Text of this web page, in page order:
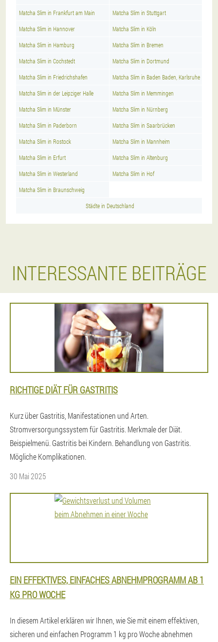
Matcha Slim in Frankfurt am Main Matcha Slim in Stuttgart
Matcha Slim in Hannover Matcha Slim in Köln
Matcha Slim in Hamburg Matcha Slim in Bremen
Matcha Slim in Cochstedt Matcha Slim in Dortmund
Matcha Slim in Friedrichshafen Matcha Slim in Baden Baden, Karlsruhe
Matcha Slim in der Leipziger Halle Matcha Slim in Memmingen
Matcha Slim in Münster Matcha Slim in Nürnberg
Matcha Slim in Paderborn Matcha Slim in Saarbrücken
Matcha Slim in Rostock Matcha Slim in Mannheim
Matcha Slim in Erfurt Matcha Slim in Altenburg
Matcha Slim in Westerland Matcha Slim in Hof
Matcha Slim in Braunschweig
Städte in Deutschland
INTERESSANTE BEITRÄGE
RICHTIGE DIÄT FÜR GASTRITIS
Kurz über Gastritis, Manifestationen und Arten.
Stromversorgungssystem für Gastritis. Merkmale der Diät.
Beispielmenü. Gastritis bei Kindern. Behandlung von Gastritis.
Mögliche Komplikationen.
30 Mai 2025
EIN EFFEKTIVES, EINFACHES ABNEHMPROGRAMM AB 1
KG PRO WOCHE
In diesem Artikel erklären wir Ihnen, wie Sie mit einem effektiven,
sicheren und einfachen Programm 1 kg pro Woche abnehmen